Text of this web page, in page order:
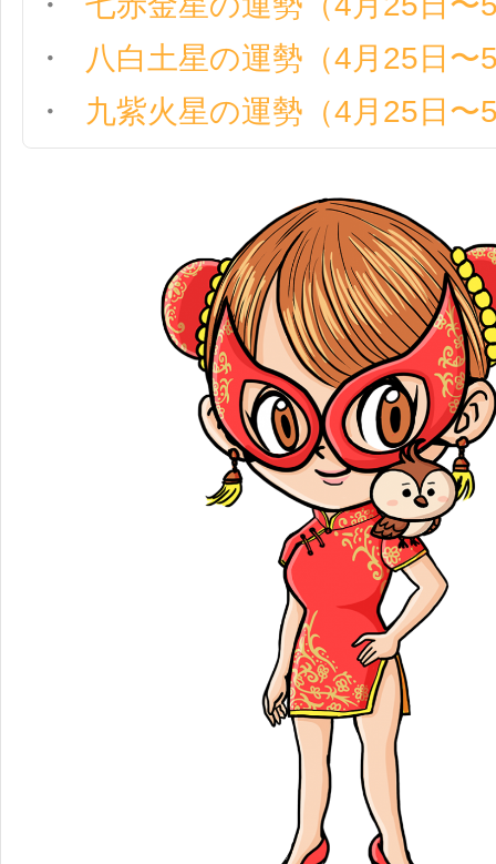
八白土星の運勢（4月25日〜
九紫火星の運勢（4月25日〜